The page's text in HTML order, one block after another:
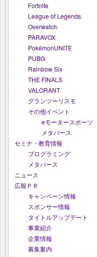
Fortnite
League of Legends
Overwatch
PARAVOX
PokémonUNITE
PUBG
Rainbow Six
THE FINALS
VALORANT
グランツーリスモ
その他イベント
eモータースポーツ
メタバース
セミナ・教育情報
プログラミング
メタバース
ニュース
広報ＰＲ
キャンペーン情報
スポンサー情報
タイトルアップデート
事業紹介
企業情報
募集案内